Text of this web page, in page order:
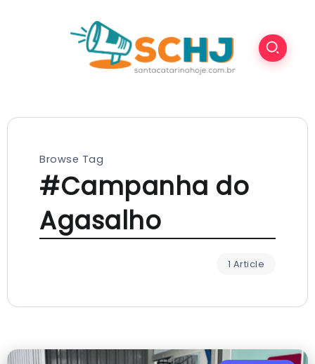
Browse Tag
#Campanha do
Agasalho
1 Article